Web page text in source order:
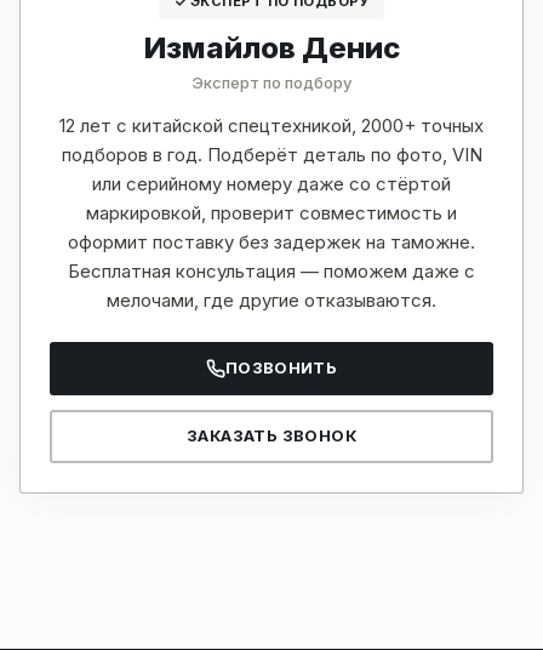
Измайлов Денис
Эксперт по подбору
12 лет с китайской спецтехникой, 2000+ точных
подборов в год. Подберёт деталь по фото, VIN
или серийному номеру даже со стёртой
маркировкой, проверит совместимость и
оформит поставку без задержек на таможне.
Бесплатная консультация — поможем даже с
мелочами, где другие отказываются.
ПОЗВОНИТЬ
ЗАКАЗАТЬ ЗВОНОК